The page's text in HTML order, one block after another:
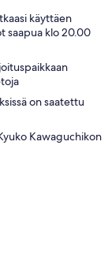
käyttäen
saapua klo 20.00
on saatettu
Kawaguchikon